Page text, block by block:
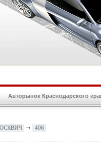
Авторынок Краснодарского
406